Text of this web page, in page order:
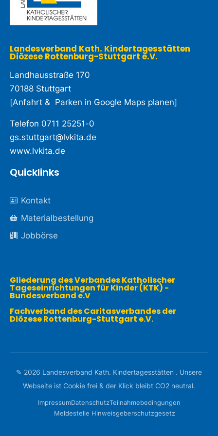
Landesverband Kath. Kindertagesstätten
Diözese Rottenburg-Stuttgart e.V. ​
Landhausstraße 170
70188 Stuttgart
[Anfahrt & Parken in Google Maps planen]
Telefon 0711 25251-0
gs.stuttgart@lvkita.de
www.lvkita.de
Quicklinks
Kontakt
Materialbestellung
Jobbörse
Gliederung des Verbandes Katholischer
Tageseinrichtungen für Kinder (KTK) -
Bundesverband e.V
Fachverband des Caritasverbandes der
Diözese Rottenburg-Stuttgart e.V.
✎ 2026 Landesverband Kath. Kindertagesstätten . Unsere
Webseite ist Cookie frei & der Klick bleibt CO2 neutral.
ImpressumDatenschutzTeilnahme­­bedingungen
Meldestelle Hinweisgeberschutzgesetz